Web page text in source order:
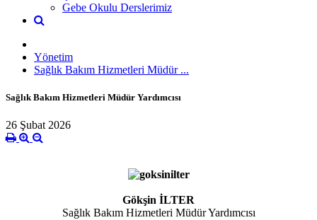
Gebe Okulu Derslerimiz
Yönetim
Sağlık Bakım Hizmetleri Müdür ...
Sağlık Bakım Hizmetleri Müdür Yardımcısı
26 Şubat 2026
Gökşin İLTER
Sağlık Bakım Hizmetleri Müdür Yardımcısı